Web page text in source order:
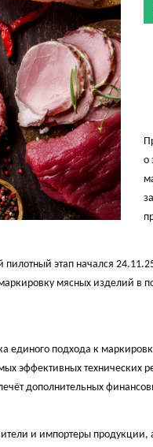
о
этап начался
мясных изделий в
единого подхода к
эффективных
дополнительных
и импортеры